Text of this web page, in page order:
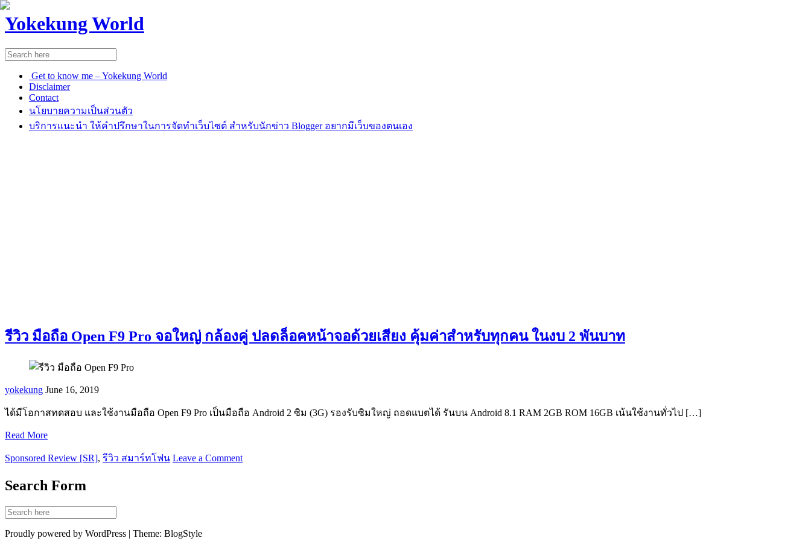
Yokekung World
Get to know me – Yokekung World
Disclaimer
Contact
นโยบายความเป็นส่วนตัว
บริการแนะนำ ให้คำปรึกษาในการจัดทำเว็บไซต์ สำหรับนักข่าว Blogger อยากมีเว็บของตนเอง
รีวิว มือถือ Open F9 Pro จอใหญ่ กล้องคู่ ปลดล็อคหน้าจอด้วยเสียง คุ้มค่าสำหรับทุกคน ในงบ 2 พันบาท
yokekung June 16, 2019
ได้มีโอกาสทดสอบ และใช้งานมือถือ Open F9 Pro เป็นมือถือ Android 2 ซิม (3G) รองรับซิมใหญ่ ถอดแบตได้ รันบน Android 8.1 RAM 2GB ROM 16GB เน้นใช้งานทั่วไป […]
Read More
Sponsored Review [SR], รีวิว สมาร์ทโฟน Leave a Comment
Search Form
Proudly powered by WordPress | Theme: BlogStyle